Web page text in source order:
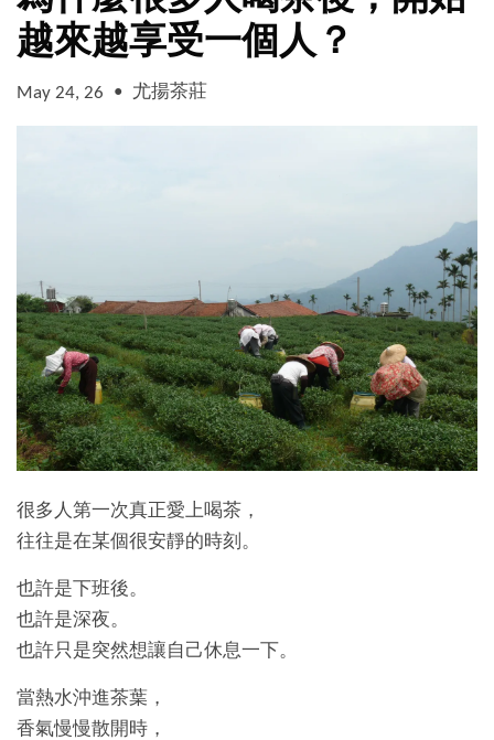
越來越享受一個人？
May 24, 26 • 尤揚茶莊
很多人第一次真正愛上喝茶，
往往是在某個很安靜的時刻。
也許是下班後。
也許是深夜。
也許只是突然想讓自己休息一下。
當熱水沖進茶葉，
香氣慢慢散開時，